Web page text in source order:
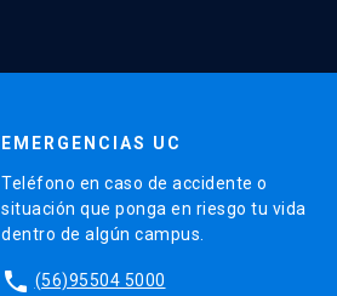
EMERGENCIAS UC
Teléfono en caso de accidente o
situación que ponga en riesgo tu vida
dentro de algún campus.
phone (56)95504 5000